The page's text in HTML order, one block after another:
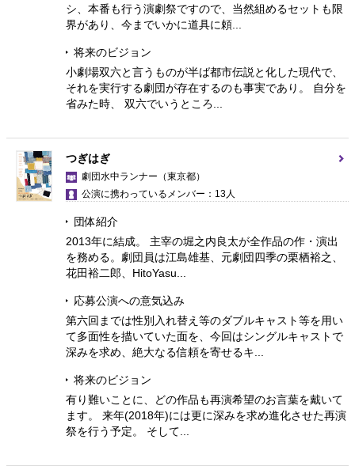
シ、本番も行う演劇祭ですので、当然組めるセットも限
界があり、今までいかに道具に頼...
将来のビジョン
小劇場双六と言うものが半ば都市伝説と化した現代で、
それを実行する劇団が存在するのも事実であり。 自分を
省みた時、 双六でいうところ...
つぎはぎ
劇団水中ランナー （東京都）
公演に携わっているメンバー：13人
団体紹介
2013年に結成。 主宰の堀之内良太が全作品の作・演出
を務める。劇団員は江島雄基、元劇団四季の栗栖裕之、
花田裕二郎、HitoYasu...
応募公演への意気込み
第六回までは性別入れ替え等のダブルキャスト等を用い
て多面性を描いていた面を、今回はシングルキャストで
深みを求め、絶大なる信頼を寄せるキ...
将来のビジョン
有り難いことに、どの作品も再演希望のお言葉を戴いて
ます。 来年(2018年)には更に深みを求め進化させた再演
祭を行う予定。 そして...